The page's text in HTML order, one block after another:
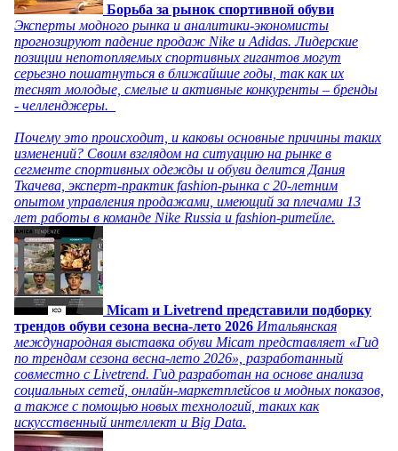
Борьба за рынок спортивной обуви
Эксперты модного рынка и аналитики-экономисты
прогнозируют падение продаж Nike и Adidas. Лидерские
позиции непотопляемых спортивных гигантов могут
серьезно пошатнуться в ближайшие годы, так как их
теснят молодые, смелые и активные конкуренты – бренды
- челленджеры.
Почему это происходит, и каковы основные причины таких
изменений? Своим взглядом на ситуацию на рынке в
сегменте спортивных одежды и обуви делится Дания
Ткачева, эксперт-практик fashion-рынка с 20-летним
опытом управления продажами, имеющий за плечами 13
лет работы в команде Nike Russia и fashion-ритейле.
Micam и Livetrend представили подборку
трендов обуви сезона весна-лето 2026 Итальянская
международная выставка обуви Micam представляет «Гид
по трендам сезона весна-лето 2026», разработанный
совместно с Livetrend. Гид разработан на основе анализа
социальных сетей, онлайн-маркетплейсов и модных показов,
а также с помощью новых технологий, таких как
искусственный интеллект и Big Data.